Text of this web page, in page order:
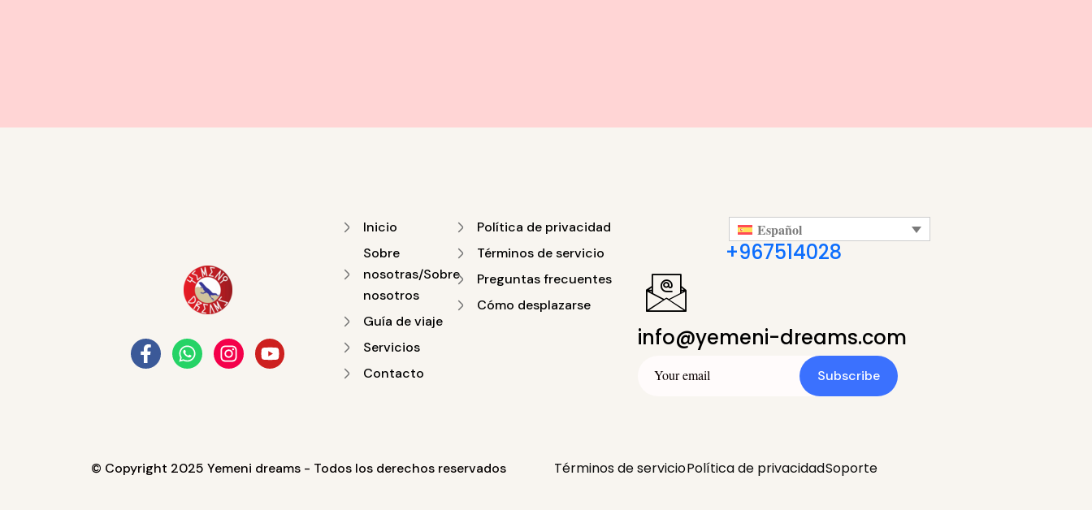
Inicio
Sobre
nosotras/Sobre
nosotros
Guía de viaje
Servicios
Contacto
Política de privacidad
Términos de servicio
Preguntas frecuentes
Cómo desplazarse
Español
+967514028
info@yemeni-dreams.com
Subscribe
© Copyright 2025 Yemeni dreams - Todos los derechos reservados Términos de servicioPolítica de privacidadSoporte
(Chino simplificado) 繁體中文(Chino tradicional) English(Inglés) Italiano Français(Francés) Español Русский(Ruso) Slovenščina